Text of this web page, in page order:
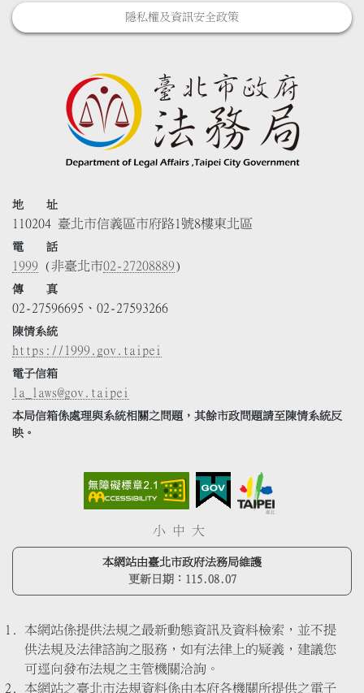
隱私權及資訊安全政策
地 址
110204 臺北市信義區市府路1號8樓東北區
電 話
1999 (非臺北市02-27208889)
傳 真
02-27596695、02-27593266
陳情系統
https://1999.gov.taipei
電子信箱
la_laws@gov.taipei
本局信箱係處理與系統相關之問題，其餘市政問題請至陳情系統反
映。
小 中 大
本網站由臺北市政府法務局維護
更新日期： 115.08.07
本網站係提供法規之最新動態資訊及資料檢索，並不提
供法規及法律諮詢之服務，如有法律上的疑義，建議您
可逕向發布法規之主管機關洽詢。
本網站之臺北市法規資料係由本府各機關所提供之電子